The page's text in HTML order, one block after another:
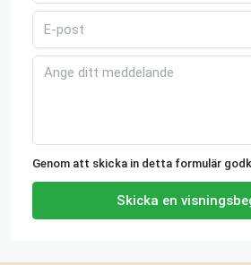
Genom att skicka in detta formulär
Skicka en